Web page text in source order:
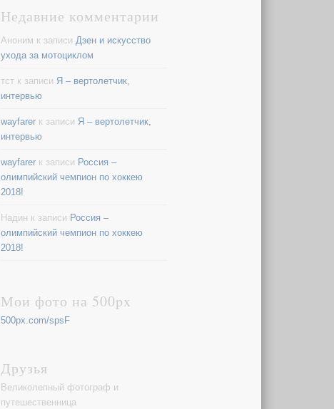
Недавние комментарии
Аноним к записи Дзен и искусство
ухода за мотоциклом
тстк записи Я – вертолетчик,
интервью
wayfarerк записи Я – вертолетчик,
интервью
wayfarerк записи Россия –
олимпийский чемпион по хоккею
2018!
Надин к записи Россия –
олимпийский чемпион по хоккею
2018!
Мои фото на 500px
500px.com/spsF
Друзья
Великолепный фотограф и
путешественница